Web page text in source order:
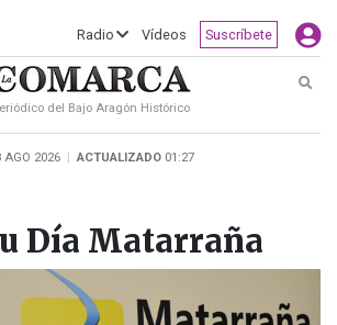
Radio Vídeos Suscríbete
del Bajo Aragón Histórico
AGO 2026 | ACTUALIZADO 01:27
Día Matarraña